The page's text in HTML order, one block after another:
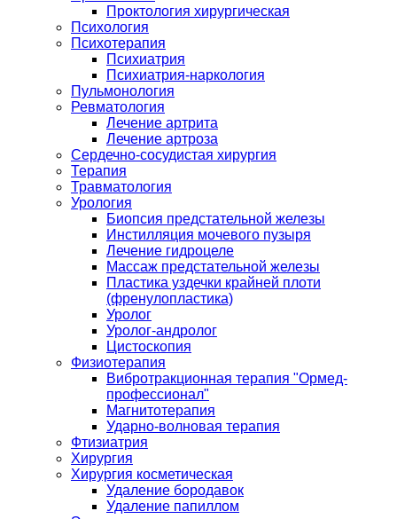
Проктология хирургическая
Психология
Психотерапия
Психиатрия
Психиатрия-наркология
Пульмонология
Ревматология
Лечение артрита
Лечение артроза
Сердечно-сосудистая хирургия
Терапия
Травматология
Урология
Биопсия предстательной железы
Инстилляция мочевого пузыря
Лечение гидроцеле
Массаж предстательной железы
Пластика уздечки крайней плоти
(френулопластика)
Уролог
Уролог-андролог
Цистоскопия
Физиотерапия
Вибротракционная терапия "Ормед-
профессионал"
Магнитотерапия
Ударно-волновая терапия
Фтизиатрия
Хирургия
Хирургия косметическая
Удаление бородавок
Удаление папиллом